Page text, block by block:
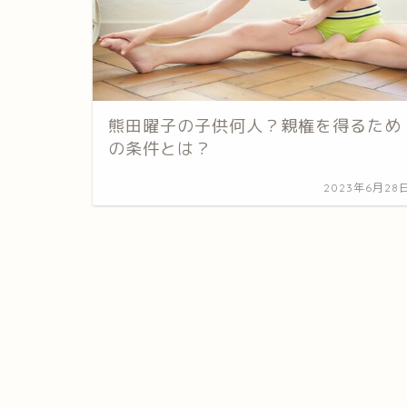
熊田曜子の子供何人？親権を得るため
の条件とは？
2023年6月28